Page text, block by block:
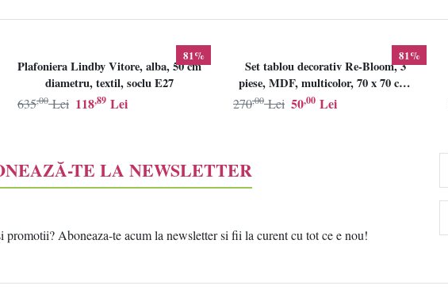
81%
Plafoniera Lindby Vitore, alba, 50 cm
diametru, textil, soclu E27
118,89 Lei
635,00 Lei
81%
Set tablou decorativ Re-Bloom, 3
piese, MDF, multicolor, 70 x 70 cm,
Resigilat, Grad B
50,00 Lei
270,00 Lei
TE LA NEWSLETTER
Aboneaza-te acum la newsletter si fii la curent cu tot ce e nou!